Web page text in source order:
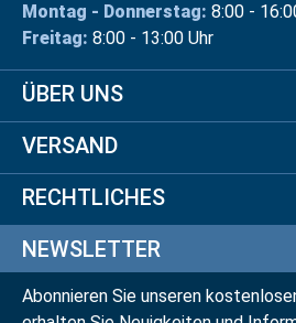
Montag - Donnerstag: 8:00 -
Freitag: 8:00 - 13:00 Uhr
ÜBER UNS
VERSAND
RECHTLICHES
NEWSLETTER
Abonnieren Sie unseren